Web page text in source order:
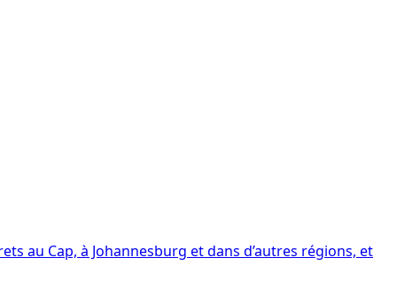
au Cap, à Johannesburg et dans d’autres régions, et